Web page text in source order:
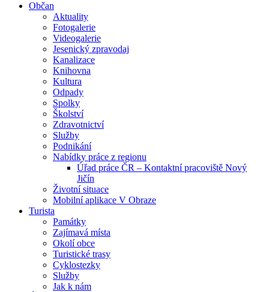
Občan
Aktuality
Fotogalerie
Videogalerie
Jesenický zpravodaj
Kanalizace
Knihovna
Kultura
Odpady
Spolky
Školství
Zdravotnictví
Služby
Podnikání
Nabídky práce z regionu
Úřad práce ČR – Kontaktní pracoviště Nový
Jičín
Životní situace
Mobilní aplikace V Obraze
Turista
Památky
Zajímavá místa
Okolí obce
Turistické trasy
Cyklostezky
Služby
Jak k nám